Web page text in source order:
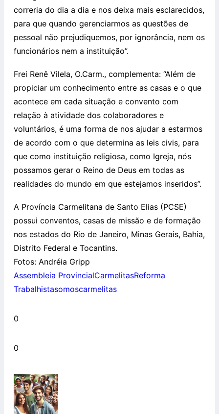
correria do dia a dia e nos deixa mais esclarecidos,
para que quando gerenciarmos as questões de
pessoal não prejudiquemos, por ignorância, nem os
funcionários nem a instituição”.
Frei Renê Vilela, O.Carm., complementa: “Além de
propiciar um conhecimento entre as casas e o que
acontece em cada situação e convento com
relação à atividade dos colaboradores e
voluntários, é uma forma de nos ajudar a estarmos
de acordo com o que determina as leis civis, para
que como instituição religiosa, como Igreja, nós
possamos gerar o Reino de Deus em todas as
realidades do mundo em que estejamos inseridos”.
A Província Carmelitana de Santo Elias (PCSE)
possui conventos, casas de missão e de formação
nos estados do Rio de Janeiro, Minas Gerais, Bahia,
Distrito Federal e Tocantins.
Fotos: Andréia Gripp
Assembleia ProvincialCarmelitasReforma
Trabalhistasomoscarmelitas
0
0